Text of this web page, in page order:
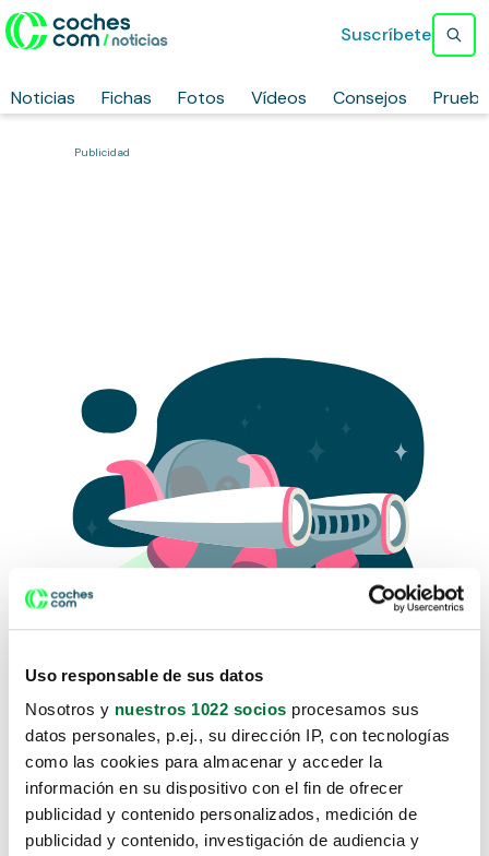
Uso responsable de sus datos
Nosotros y nuestros 1022 socios procesamos sus
datos personales, p.ej., su dirección IP, con tecnologías
como las cookies para almacenar y acceder la
información en su dispositivo con el fin de ofrecer
publicidad y contenido personalizados, medición de
publicidad y contenido, investigación de audiencia y
Noticias Fichas Fotos Vídeos Consejos
Suscríbete
Publicidad
Lo sentimos, no sabemos como
te hemos traido hasta aquí.